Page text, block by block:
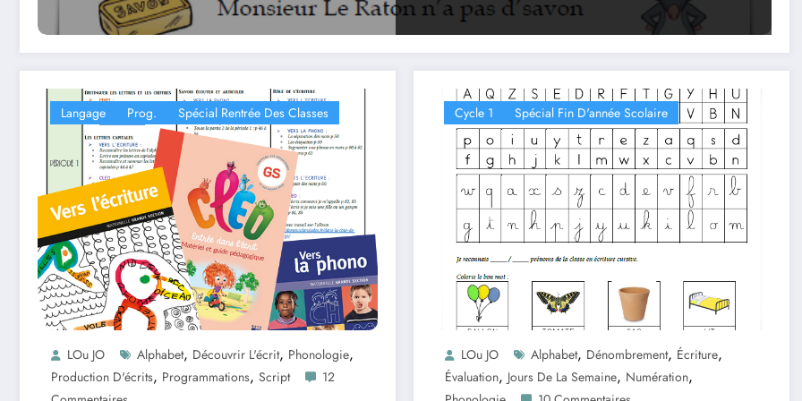
Langage Prog. Spécial Rentrée Des Classes
LOu JO Alphabet, Découvrir L'écrit, Phonologie,
Production D'écrits, Programmations, Script
12
Cycle 1 Spécial Fin D'année Scolaire
LOu JO Alphabet, Dénombrement, Écriture,
Évaluation, Jours De La Semaine, Numération,